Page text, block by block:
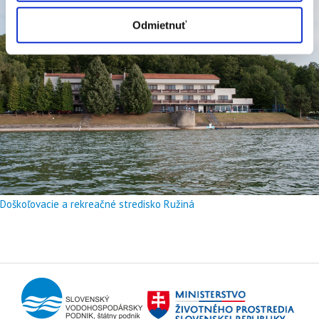
Odmietnuť
Doškoľovacie a rekreačné stredisko Ružiná